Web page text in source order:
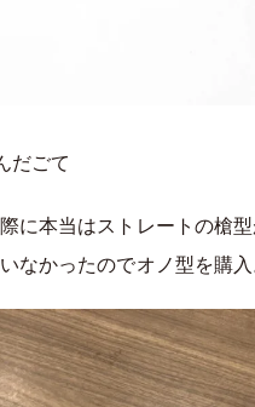
だごて
に本当はストレートの槍
なかったのでオノ型を購入